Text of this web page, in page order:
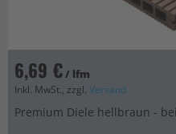
6,69 €/ lfm
Inkl. MwSt., zzgl. Versand
Premium Diele hellbraun -